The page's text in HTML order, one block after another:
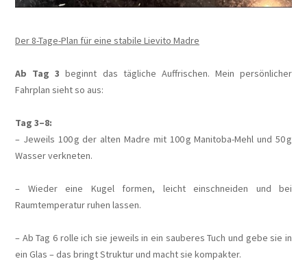
Der 8-Tage-Plan für eine stabile Lievito Madre
Ab Tag 3beginnt das tägliche Auffrischen. Mein persönlicher
Fahrplan sieht so aus:
​Tag 3–8:
– Jeweils 100 g der alten Madre mit 100 g Manitoba-Mehl und 50 g
Wasser verkneten.
– Wieder eine Kugel formen, leicht einschneiden und bei
Raumtemperatur ruhen lassen.
– Ab Tag 6 rolle ich sie jeweils in ein sauberes Tuch und gebe sie in
ein Glas – das bringt Struktur und macht sie kompakter.